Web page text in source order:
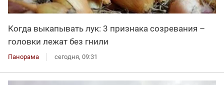
Когда выкапывать лук: 3 признака созревания –
головки лежат без гнили
Панорама сегодня, 09:31